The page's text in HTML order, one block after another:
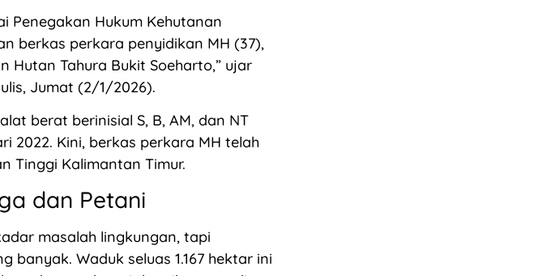
Penegakan Hukum Kehutanan
berkas perkara penyidikan MH (37),
Hutan Tahura Bukit Soeharto,” ujar
Jumat (2/1/2026).
berat berinisial S, B, AM, dan NT
2022. Kini, berkas perkara MH telah
Tinggi Kalimantan Timur.
dan Petani
masalah lingkungan, tapi
Waduk seluas 1.167 hektar ini